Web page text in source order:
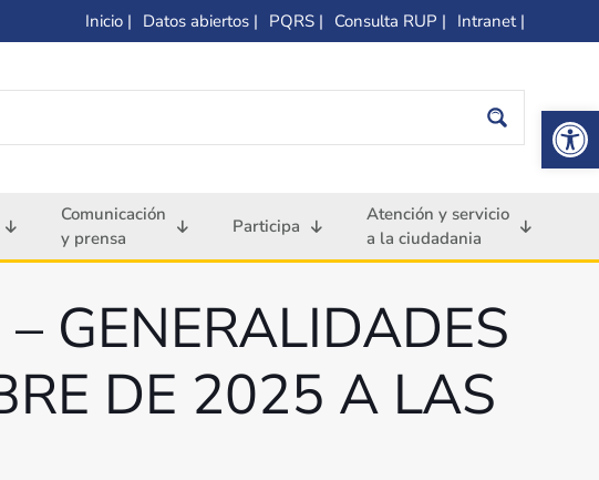
Inicio | Datos abiertos | PQRS | Consulta RUP | Intranet |
Comunicación
y prensa
Participa
Atención y servicio
a la ciudadania
GENERALIDADES
DE 2025 A LAS